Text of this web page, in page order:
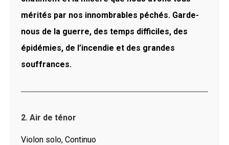
mérités par nos innombrables péchés. Garde-
nous de la guerre, des temps difficiles, des
épidémies, de l’incendie et des grandes
souffrances.
2. Air de ténor
Violon solo, Continuo